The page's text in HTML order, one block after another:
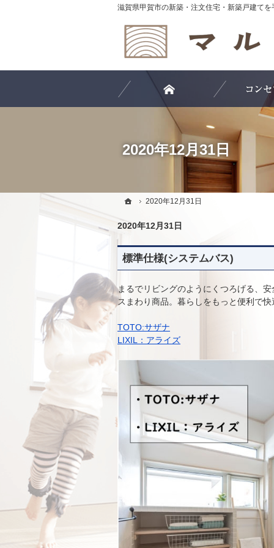
2020年12月31日
ホーム
2020年12月31日
2020年12月31日
標準仕様(システムバス)
まるでリビングのようにくつろげる、
スまわり商品。暮らしをもっと便利で
TOTO:サザナ
LIXIL：アライズ
ホーム
2020年12月31日